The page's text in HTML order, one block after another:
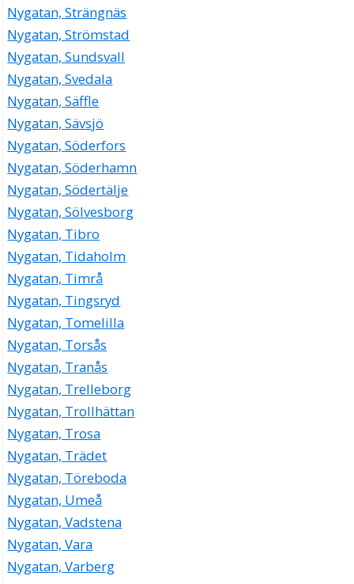
Nygatan, Strängnäs
Nygatan, Strömstad
Nygatan, Sundsvall
Nygatan, Svedala
Nygatan, Säffle
Nygatan, Sävsjö
Nygatan, Söderfors
Nygatan, Söderhamn
Nygatan, Södertälje
Nygatan, Sölvesborg
Nygatan, Tibro
Nygatan, Tidaholm
Nygatan, Timrå
Nygatan, Tingsryd
Nygatan, Tomelilla
Nygatan, Torsås
Nygatan, Tranås
Nygatan, Trelleborg
Nygatan, Trollhättan
Nygatan, Trosa
Nygatan, Trädet
Nygatan, Töreboda
Nygatan, Umeå
Nygatan, Vadstena
Nygatan, Vara
Nygatan, Varberg